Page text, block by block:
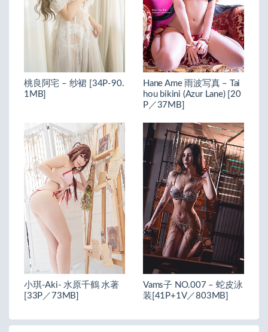
桃良阿宅 – 纱裙 [34P-90.
1MB]
Hane Ame 雨波写真 – Tai
hou bikini (Azur Lane) [20
P／37MB]
小琪-Aki- 水原千鶴 水著
[33P／73MB]
Vams子 NO.007 – 蛇皮泳
装[41P+1V／803MB]